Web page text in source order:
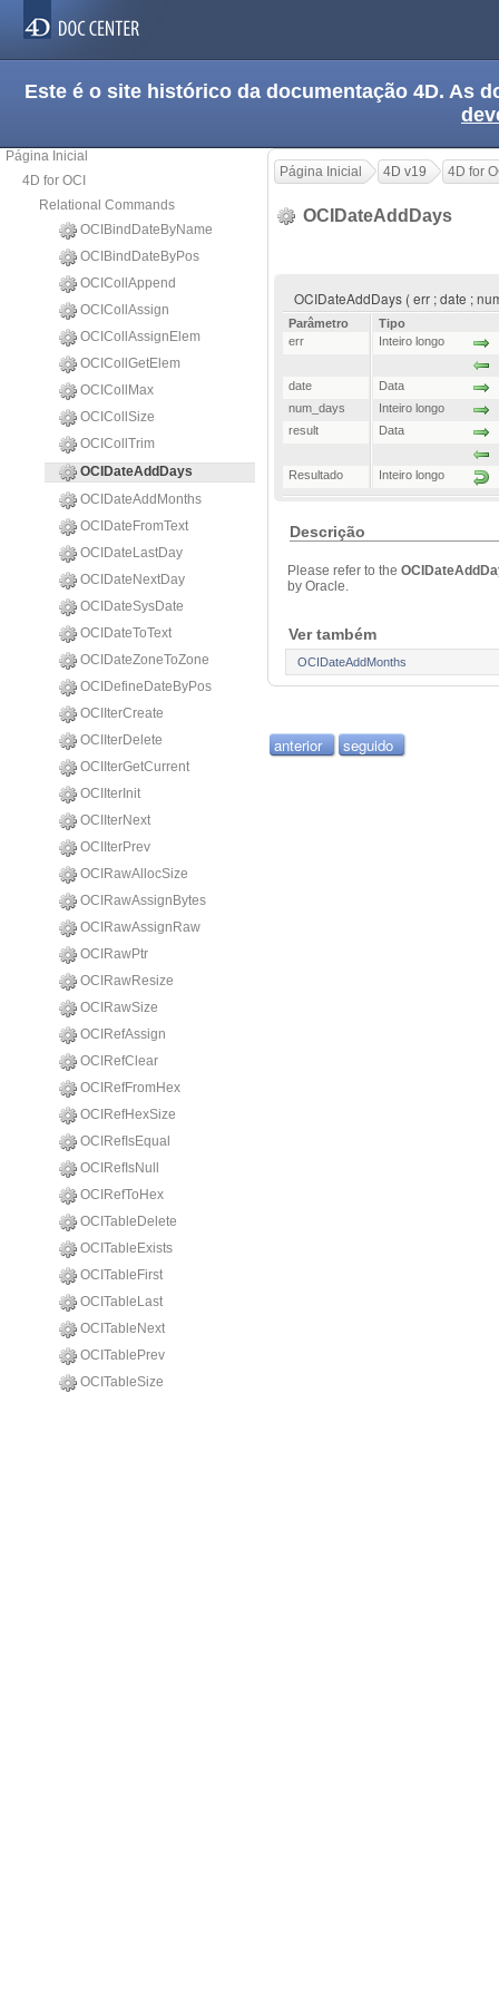
Este é o site histórico da documentação 4D. As
Página Inicial
4D for OCI
Relational Commands
OCIBindDateByName
OCIBindDateByPos
OCICollAppend
OCICollAssign
OCICollAssignElem
OCICollGetElem
OCICollMax
OCICollSize
OCICollTrim
OCIDateAddDays
OCIDateAddMonths
OCIDateFromText
OCIDateLastDay
OCIDateNextDay
OCIDateSysDate
OCIDateToText
OCIDateZoneToZone
OCIDefineDateByPos
OCIIterCreate
OCIIterDelete
OCIIterGetCurrent
OCIIterInit
OCIIterNext
OCIIterPrev
OCIRawAllocSize
OCIRawAssignBytes
OCIRawAssignRaw
OCIRawPtr
OCIRawResize
OCIRawSize
OCIRefAssign
OCIRefClear
OCIRefFromHex
OCIRefHexSize
OCIRefIsEqual
OCIRefIsNull
OCIRefToHex
OCITableDelete
OCITableExists
OCITableFirst
OCITableLast
OCITableNext
OCITablePrev
OCITableSize
Página Inicial 4D v19 4D for
OCIDateAddDays
OCIDateAddDays ( err ; date ;
Parâmetro
Tipo
err
Inteiro longo
date
Data
num_days
Inteiro longo
result
Data
Resultado Inteiro longo
Descrição
Please refer to the
by Oracle.
Ver também
OCIDateAddMonths
anterior seguido